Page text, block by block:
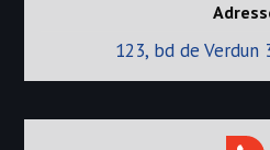
123, bd de Verdun